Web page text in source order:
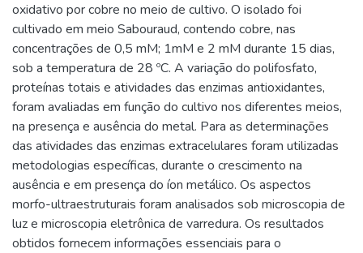
oxidativo por cobre no meio de cultivo. O isolado foi
cultivado em meio Sabouraud, contendo cobre, nas
concentrações de 0,5 mM; 1mM e 2 mM durante 15 dias,
sob a temperatura de 28 ºC. A variação do polifosfato,
proteínas totais e atividades das enzimas antioxidantes,
foram avaliadas em função do cultivo nos diferentes meios,
na presença e ausência do metal. Para as determinações
das atividades das enzimas extracelulares foram utilizadas
metodologias específicas, durante o crescimento na
ausência e em presença do íon metálico. Os aspectos
morfo-ultraestruturais foram analisados sob microscopia de
luz e microscopia eletrônica de varredura. Os resultados
obtidos fornecem informações essenciais para o